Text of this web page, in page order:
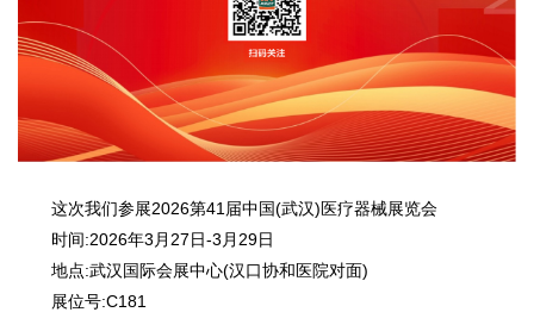
这次我们参展2026第41届中国(武汉)医疗器械展览会
时间:2026年3月27日-3月29日
地点:武汉国际会展中心(汉口协和医院对面)
展位号:C181